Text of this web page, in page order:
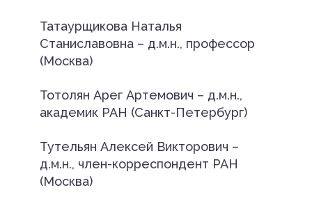
Татаурщикова Наталья
Станиславовна – д.м.н., профессор
(Москва)
Тотолян Арег Артемович – д.м.н.,
академик РАН (Санкт-Петербург)
Тутельян Алексей Викторович –
д.м.н., член-корреспондент РАН
(Москва)